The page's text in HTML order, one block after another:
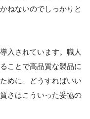
ねないのでしっかりと
入されています。職人
ことで高品質な製品に
めに、どうすればいい
さはこういった妥協の